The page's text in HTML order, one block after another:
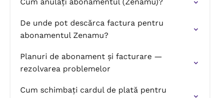
De unde pot descărca factura pentru
abonamentul Zenamu?
Planuri de abonament și facturare —
rezolvarea problemelor
Cum schimbați cardul de plată pentru